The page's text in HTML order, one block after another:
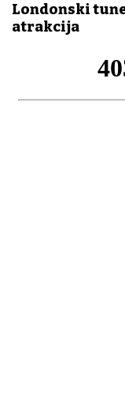
Londonski
atrakcija